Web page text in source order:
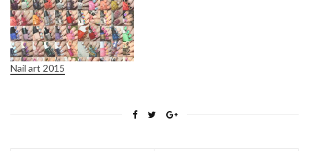
Nail art 2015